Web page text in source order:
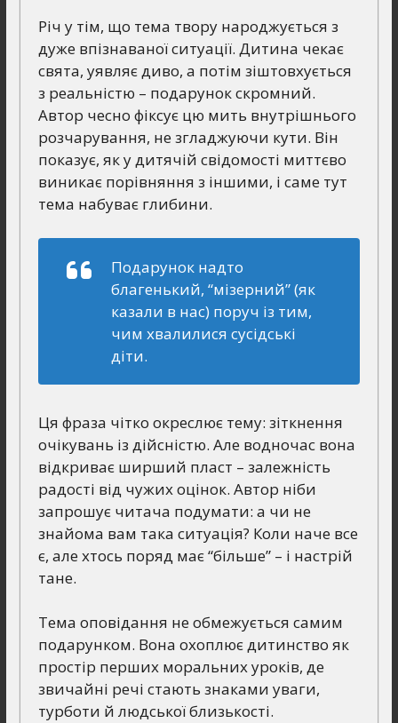
Річ у тім, що тема твору народжується з
дуже впізнаваної ситуації. Дитина чекає
свята, уявляє диво, а потім зіштовхується
з реальністю – подарунок скромний.
Автор чесно фіксує цю мить внутрішнього
розчарування, не згладжуючи кути. Він
показує, як у дитячій свідомості миттєво
виникає порівняння з іншими, і саме тут
тема набуває глибини.
Подарунок надто
благенький, “мізерний” (як
казали в нас) поруч із тим,
чим хвалилися сусідські
діти.
Ця фраза чітко окреслює тему: зіткнення
очікувань із дійсністю. Але водночас вона
відкриває ширший пласт – залежність
радості від чужих оцінок. Автор ніби
запрошує читача подумати: а чи не
знайома вам така ситуація? Коли наче все
є, але хтось поряд має “більше” – і настрій
тане.
Тема оповідання не обмежується самим
подарунком. Вона охоплює дитинство як
простір перших моральних уроків, де
звичайні речі стають знаками уваги,
турботи й людської близькості.